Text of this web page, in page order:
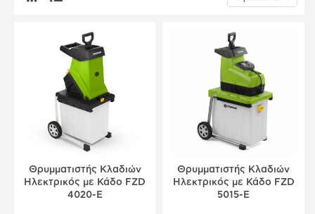
Θρυμματιστής Κλαδιών
Ηλεκτρικός με Κάδο FZD
4020-E
Θρυμματιστής Κλαδιών
Ηλεκτρικός με Κάδο FZD
5015-E